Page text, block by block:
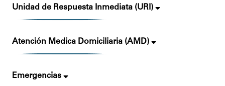
Unidad de Respuesta Inmediata (URI)
Atención Medica Domiciliaria (AMD)
Emergencias